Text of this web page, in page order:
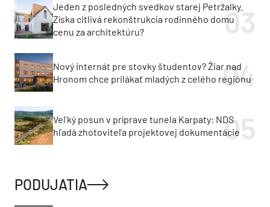
Jeden z posledných svedkov starej Petržalky.
Získa citlivá rekonštrukcia rodinného domu
cenu za architektúru?
Nový internát pre stovky študentov? Žiar nad
Hronom chce prilákať mladých z celého regiónu
Veľký posun v príprave tunela Karpaty: NDS
hľadá zhotoviteľa projektovej dokumentácie
PODUJATIA